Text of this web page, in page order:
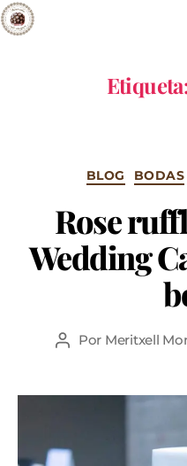
BLOG BODAS
Rose
Wedding
Por Meritxell